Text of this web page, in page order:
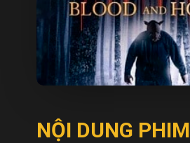
NỘI DUNG PHIM